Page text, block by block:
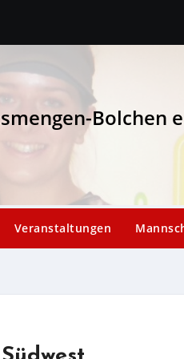
Bolchen
Veranstaltungen